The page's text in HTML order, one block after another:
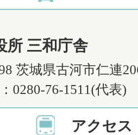
所 三和庁舎
茨城県古河市仁連
0280-76-1511(代表)
アクセス